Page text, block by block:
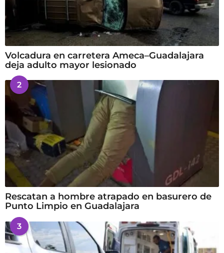
Volcadura en carretera Ameca–Guadalajara
deja adulto mayor lesionado
2
Rescatan a hombre atrapado en basurero de
Punto Limpio en Guadalajara
3